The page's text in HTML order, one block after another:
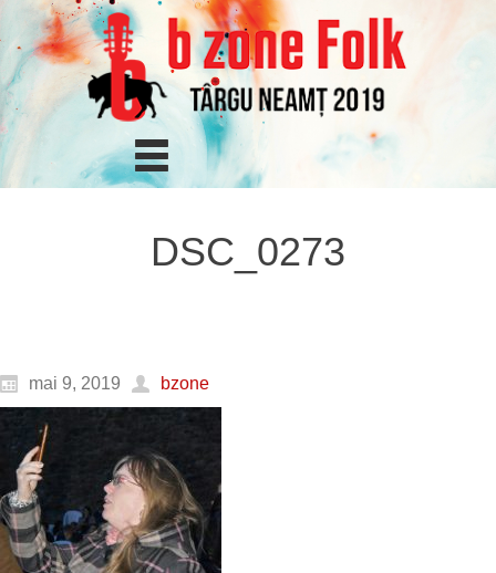
DSC_0273
mai 9, 2019 bzone